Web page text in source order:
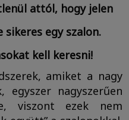
attól, hogy jelen
egy szalon.
kell keresni!
amiket a nagy
egyszer nagyszerűen
viszont ezek nem